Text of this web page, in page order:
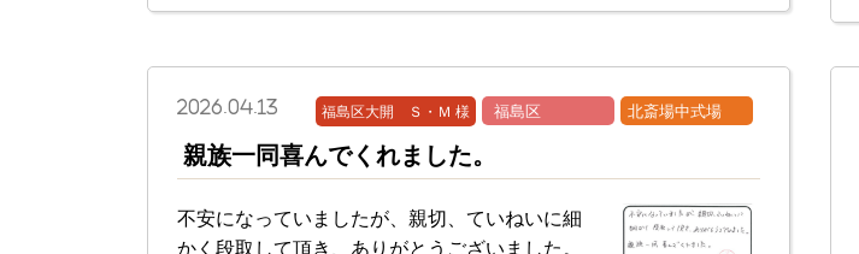
2026.04.13 福島区大開 Ｓ・Ｍ 様 福島区 北斎場中式場
親族一同喜んでくれました。
不安になっていましたが、親切、ていねいに細
かく段取して頂き、ありがとうございました。